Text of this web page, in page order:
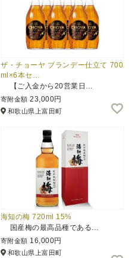
ザ・チョーヤ ブランデー仕立て 700
ml×6本セ…
【ご入金から20営業日…
寄附金額 23,000円
和歌山県上富田町
海知の梅 720ml 15%
国産梅の最高品種である…
寄附金額 16,000円
和歌山県上富田町